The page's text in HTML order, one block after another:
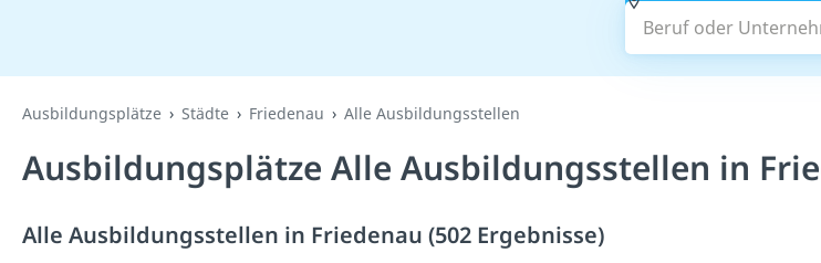
Ausbildungsplätze Städte Friedenau Alle Ausbildungsstellen
Ausbildungsplätze Alle Ausbildungsstellen in
Alle Ausbildungsstellen in Friedenau (502 Ergebnisse)